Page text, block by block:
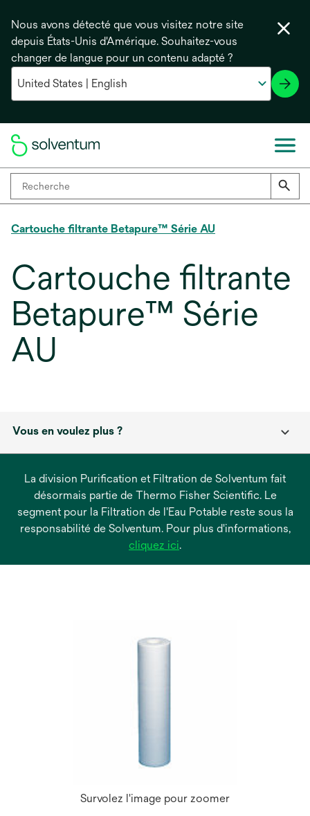
Nous avons détecté que vous visitez notre site
depuis États-Unis d'Amérique. Souhaitez-vous
changer de langue pour un contenu adapté ?
Cartouche filtrante Betapure™ Série AU
Cartouche filtrante
Betapure™ Série
AU
Vous en voulez plus ?
La division Purification et Filtration de Solventum fait
désormais partie de Thermo Fisher Scientific. Le
segment pour la Filtration de l'Eau Potable reste sous la
responsabilité de Solventum. Pour plus d'informations,
cliquez icis’ouvre
.
Survolez l'image pour zoomer